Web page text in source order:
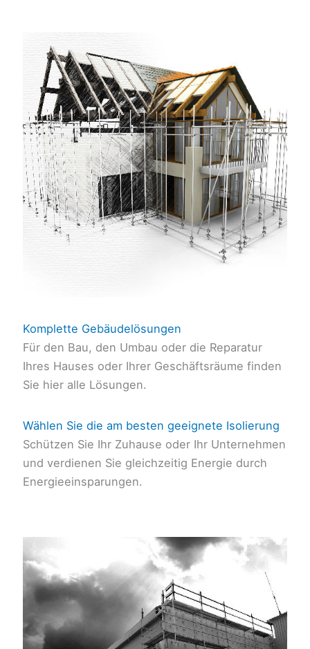
Komplette Gebäudelösungen
Für den Bau, den Umbau oder die Reparatur
Ihres Hauses oder Ihrer Geschäftsräume finden
Sie hier alle Lösungen.
Wählen Sie die am besten geeignete Isolierung
Schützen Sie Ihr Zuhause oder Ihr Unternehmen
und verdienen Sie gleichzeitig Energie durch
Energieeinsparungen.